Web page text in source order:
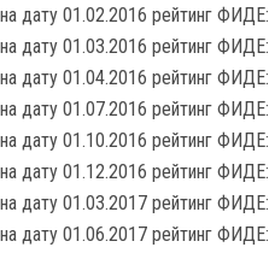
на дату 01.02.2016 рейтинг ФИДЕ:
на дату 01.03.2016 рейтинг ФИДЕ:
на дату 01.04.2016 рейтинг ФИДЕ:
на дату 01.07.2016 рейтинг ФИДЕ:
на дату 01.10.2016 рейтинг ФИДЕ:
на дату 01.12.2016 рейтинг ФИДЕ:
на дату 01.03.2017 рейтинг ФИДЕ:
на дату 01.06.2017 рейтинг ФИДЕ: